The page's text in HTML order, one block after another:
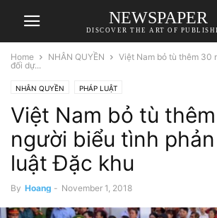
NEWSPAPER
DISCOVER THE ART OF
Home NHÂN QUYỀN
Việt Nam bỏ tù thêm 30
đối dự...
NHÂN QUYỀN PHÁP LUẬT
Việt Nam bỏ tù
người biểu tình
luật Đặc khu
By Hoang - November 1, 2018